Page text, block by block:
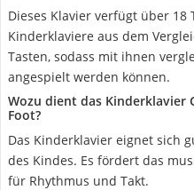
Dieses Klavier verfügt über 18
Kinderklaviere aus dem
Tasten, sodass mit ihnen
angespielt werden können.
Wozu dient das Kinderklavier
Foot?
Das Kinderklavier eignet sich
des Kindes. Es fördert das
für Rhythmus und Takt.